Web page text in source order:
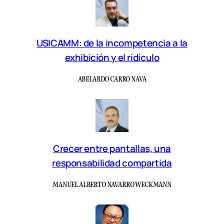
USICAMM: de la incompetencia a la
exhibición y el ridículo
ABELARDO CARRO NAVA
Crecer entre pantallas, una
responsabilidad compartida
MANUEL ALBERTO NAVARRO WECKMANN